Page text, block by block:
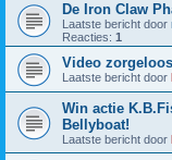
De Iron Claw
Laatste bericht door
Reacties: 1
Video
Laatste bericht door
Win actie
Bellyboat!
Laatste bericht door